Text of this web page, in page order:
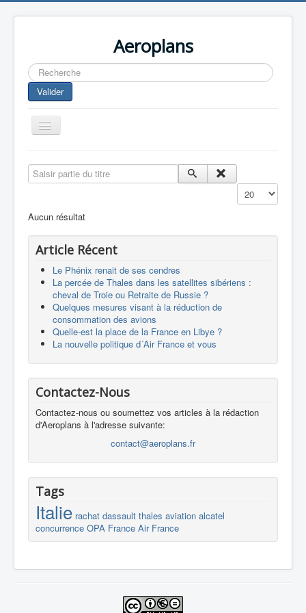
Aeroplans
Rechercher
Valider
Toggle
Navigation
Aviation Commerciale
Europespace
Drones
Saisir partie du titre
Affichage #
Aucun résultat
Article Récent
Le Phénix renait de ses cendres
La percée de Thales dans les satellites sibériens :
cheval de Troie ou Retraite de Russie ?
Quelques mesures visant à la réduction de
consommation des avions
Quelle-est la place de la France en Libye ?
La nouvelle politique d´Air France et vous
Contactez-Nous
Contactez-nous ou soumettez vos articles à la rédaction
d'Aeroplans à l'adresse suivante:
contact@aeroplans.fr
Tags
Italie rachat dassault thales aviation alcatel
concurrence OPA France Air France